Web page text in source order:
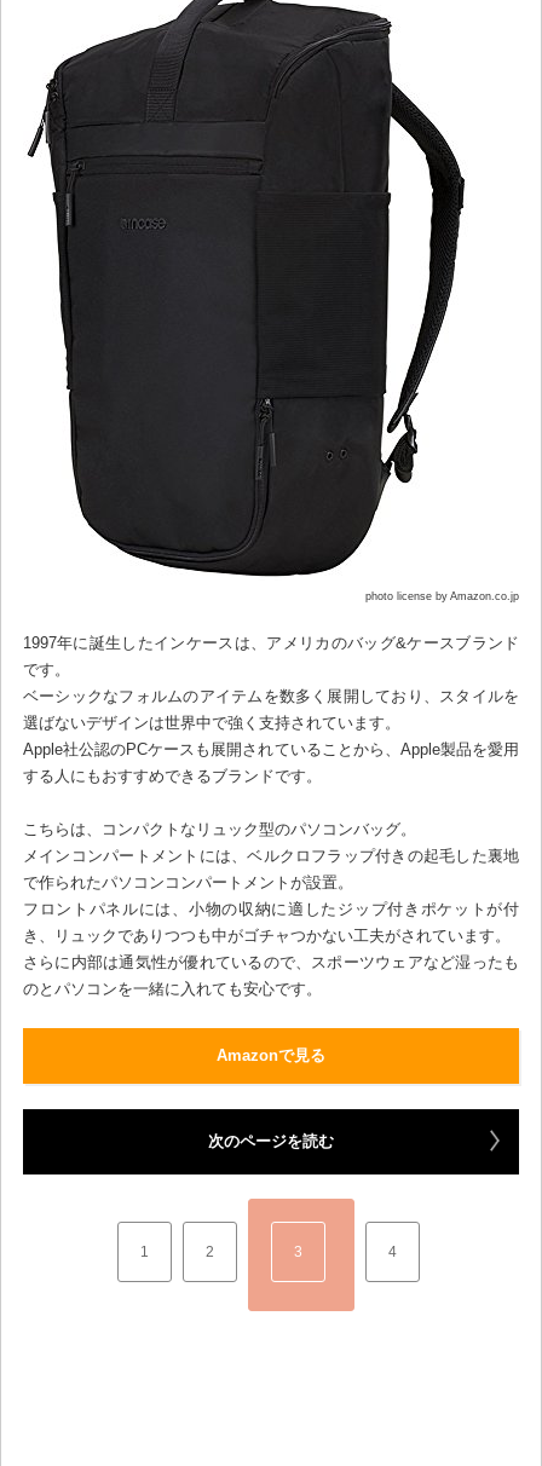
photo license by Amazon.co.jp
1997年に誕生したインケースは、アメリカのバッグ&ケースブランド
です。
ベーシックなフォルムのアイテムを数多く展開しており、スタイルを
選ばないデザインは世界中で強く支持されています。
Apple社公認のPCケースも展開されていることから、Apple製品を愛用
する人にもおすすめできるブランドです。
こちらは、コンパクトなリュック型のパソコンバッグ。
メインコンパートメントには、ベルクロフラップ付きの起毛した裏地
で作られたパソコンコンパートメントが設置。
フロントパネルには、小物の収納に適したジップ付きポケットが付
き、リュックでありつつも中がゴチャつかない工夫がされています。
さらに内部は通気性が優れているので、スポーツウェアなど湿ったも
のとパソコンを一緒に入れても安心です。
Amazonで見る
次のページを読む
1 2 3 4